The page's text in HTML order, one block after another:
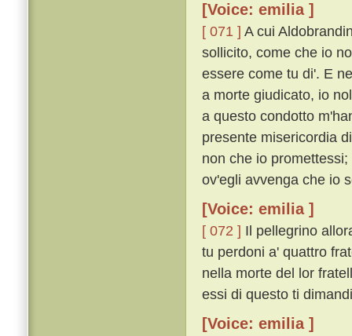
[Voice: emilia ]
[ 071 ] A cui
sollicito, come che io
essere come tu di'. E
a morte giudicato, io
a questo condotto
presente misericordia
non che io
ov'egli avvenga che io
[Voice: emilia ]
[ 072 ] Il pellegrino
tu perdoni a' quattro
nella morte del lor
essi di questo ti
[Voice: emilia ]